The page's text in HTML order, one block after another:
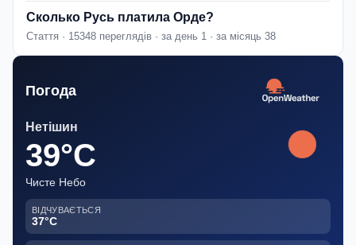
Сколько Русь платила Орде?
Стаття · 15348 переглядів · за день 1 · за місяць 38
Погода
Нетішин
39°C
Чисте Небо
ВІДЧУВАЄТЬСЯ
37°C